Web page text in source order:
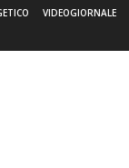
VIDEOGIORNALE